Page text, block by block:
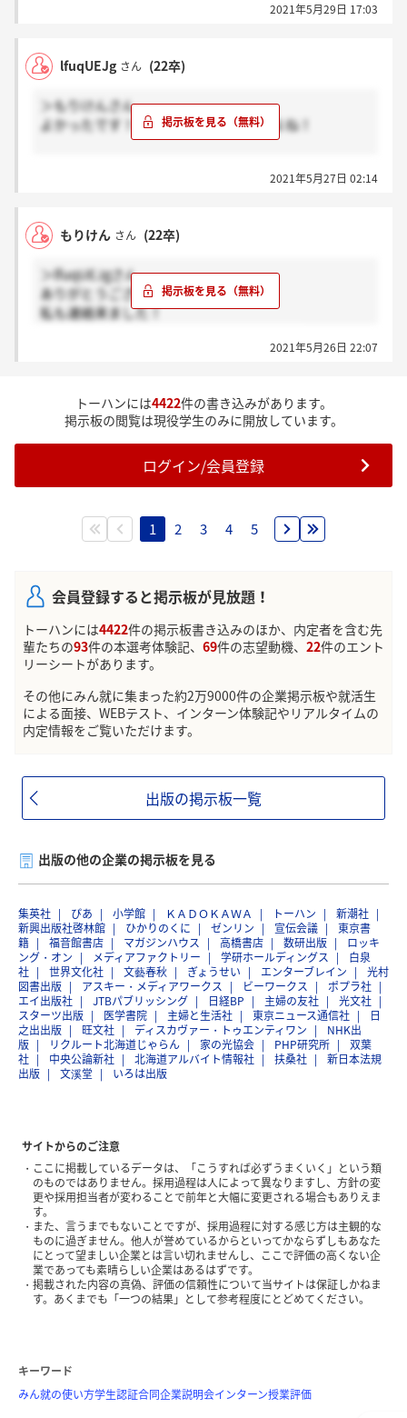
2021年5月29日 17:03
lfuqUEJg さん (22卒)
＞もりけんさん
よかったです！電話早くて助かりますよね！
ちらからお願いすればできたのかなとも思ってきまし
2021年5月27日 02:14
もりけん さん (22卒)
＞lfuqUEJgさん
ありがとうございます！
私も連絡来ました！
2021年5月26日 22:07
トーハンには4422件の書き込みがあります。
掲示板の閲覧は現役学生のみに開放しています。
ログイン/会員登録
1 2 3 4 5
会員登録すると掲示板が見放題！
トーハンには4422件の掲示板書き込みのほか、内定者を含む先
輩たちの93件の本選考体験記、 69件の志望動機、 22件のエント
リーシートがあります。
その他にみん就に集まった約2万9000件の企業掲示板や就活生
による面接、WEBテスト、インターン体験記やリアルタイムの
内定情報をご覧いただけます。
出版の掲示板一覧
出版の他の企業の掲示板を見る
集英社 ぴあ 小学館 ＫＡＤＯＫＡＷＡ トーハン
新潮社
新興出版社啓林館
ひかりのくに ゼンリン 宣伝会議
東京書
籍
福音館書店 マガジンハウス 高橋書店 数研出版
ロッキ
ング・オン
メディアファクトリー 学研ホールディングス
白泉
社
世界文化社 文藝春秋 ぎょうせい エンターブレイン
光村
図書出版
アスキー・メディアワークス ビーワークス
ポプラ社
エイ出版社
JTBパブリッシング 日経BP 主婦の友社
光文社
スターツ出版
医学書院 主婦と生活社 東京ニュース通信社
日
之出出版
旺文社 ディスカヴァー・トゥエンティワン
NHK出
版
リクルート北海道じゃらん 家の光協会 PHP研究所
双葉
社
中央公論新社 北海道アルバイト情報社 扶桑社
新日本法規
出版
文溪堂 いろは出版
サイトからのご注意
ここに掲載しているデータは、「こうすれば必ずうまくいく」という類
のものではありません。採用過程は人によって異なりますし、方針の変
更や採用担当者が変わることで前年と大幅に変更される場合もありえま
す。
また、言うまでもないことですが、採用過程に対する感じ方は主観的な
ものに過ぎません。他人が誉めているからといってかならずしもあなた
にとって望ましい企業とは言い切れませんし、ここで評価の高くない企
業であっても素晴らしい企業はあるはずです。
掲載された内容の真偽、評価の信頼性について当サイトは保証しかねま
す。あくまでも「一つの結果」として参考程度にとどめてください。
キーワード
みん就の使い方学生認証合同企業説明会インターン授業評価